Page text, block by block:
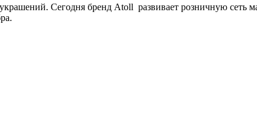
Сегодня бренд Atoll развивает розничную сеть